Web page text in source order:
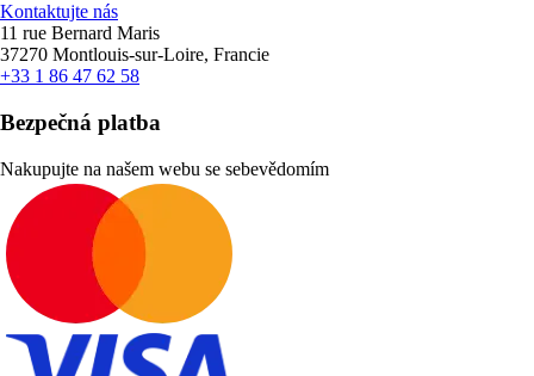
Kontaktujte nás
11 rue Bernard Maris
37270 Montlouis-sur-Loire, Francie
+33 1 86 47 62 58
Bezpečná platba
Nakupujte na našem webu se sebevědomím